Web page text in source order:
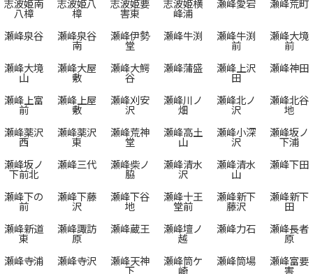
志波姫南
八樟
志波姫八
樟
志波姫要
害東
志波姫横
峰浦
瀬峰愛宕 瀬峰荒町
瀬峰泉谷 瀬峰泉谷
南
瀬峰伊勢
堂
瀬峰牛渕 瀬峰牛渕
前
瀬峰大境
前
瀬峰大境
山
瀬峰大屋
敷
瀬峰大鰐
谷
瀬峰蒲盛 瀬峰上沢
田
瀬峰神田
瀬峰上富
前
瀬峰上屋
敷
瀬峰刈安
沢
瀬峰川ノ
畑
瀬峰北ノ
沢
瀬峰北谷
地
瀬峰薬沢
西
瀬峰薬沢
東
瀬峰荒神
堂
瀬峰高土
山
瀬峰小深
沢
瀬峰坂ノ
下浦
瀬峰坂ノ
下前北
瀬峰三代 瀬峰柴ノ
脇
瀬峰清水
沢
瀬峰清水
山
瀬峰下田
瀬峰下の
前
瀬峰下藤
沢
瀬峰下谷
地
瀬峰十王
堂前
瀬峰新下
藤沢
瀬峰新下
田
瀬峰新道
東
瀬峰諏訪
原
瀬峰蔵王 瀬峰壇ノ
越
瀬峰力石 瀬峰長者
原
瀬峰寺浦
瀬峰寺沢 瀬峰天神
下
瀬峰筒ケ
崎
瀬峰筒場 瀬峰富要
害